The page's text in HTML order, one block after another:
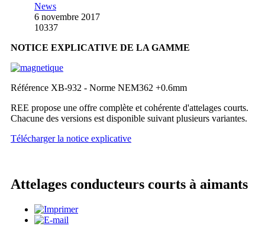
News
6 novembre 2017
10337
NOTICE EXPLICATIVE DE LA GAMME
Référence XB-932 - Norme NEM362 +0.6mm
REE propose une offre complète et cohérente d'attelages courts.
Chacune des versions est disponible suivant plusieurs variantes.
Télécharger la notice explicative
Attelages conducteurs courts à aimants